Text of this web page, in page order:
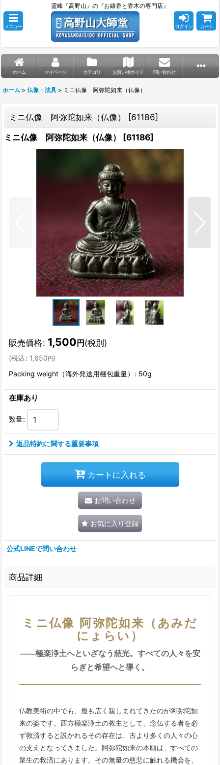
霊峰『高野山』の『お線香と香木の専門店』
メニュー ログイン カート
ホーム マイページ カテゴリ お買い物ガイド 問い合わせ
ホーム > 仏像・法具 > ミニ仏像 阿弥陀如来（仏像）
ミニ仏像 阿弥陀如来（仏像） [61186]
ミニ仏像 阿弥陀如来（仏像）
[61186]
販売価格: 1,500 円 (税別)
(税込: 1,650円)
Packing weight（海外発送用梱包重量）
: 50g
在庫あり
数量:
返品特約に関する重要事項
カートに入れる
お問い合わせ
お気に入り登録
公式LINEで問い合わせ
商品詳細
ミニ仏像 阿弥陀如来（あみだ
にょらい）
――極楽浄土へといざなう慈光。すべての人々を安
らぎと希望へと導く。
仏教美術の中でも、最も広く親しまれてきたのが阿弥陀如
来の姿です。西方極楽浄土の教主として、念仏する者を必
ず救済すると説かれるその存在は、古より多くの人々の心
の支えとなってきました。阿弥陀如来の本願は、すべての
衆生の救済にあります。その無量の慈悲に触れる機会を、